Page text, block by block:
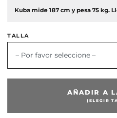
Kuba mide 187 cm y pesa 75 kg.
TALLA
– Por favor seleccione –
AÑADIR A
(ELEGIR